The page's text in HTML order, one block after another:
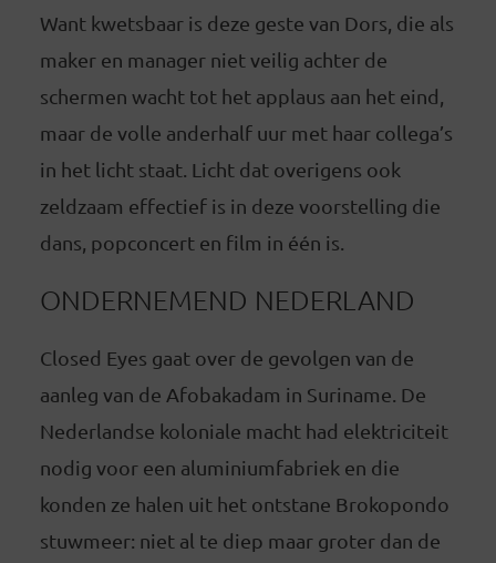
Want kwetsbaar is deze geste van Dors, die als
maker en manager niet veilig achter de
schermen wacht tot het applaus aan het eind,
maar de volle anderhalf uur met haar collega’s
in het licht staat. Licht dat overigens ook
zeldzaam effectief is in deze voorstelling die
dans, popconcert en film in één is.
ONDERNEMEND NEDERLAND
Closed Eyes gaat over de gevolgen van de
aanleg van de Afobakadam in Suriname. De
Nederlandse koloniale macht had elektriciteit
nodig voor een aluminiumfabriek en die
konden ze halen uit het ontstane Brokopondo
stuwmeer: niet al te diep maar groter dan de